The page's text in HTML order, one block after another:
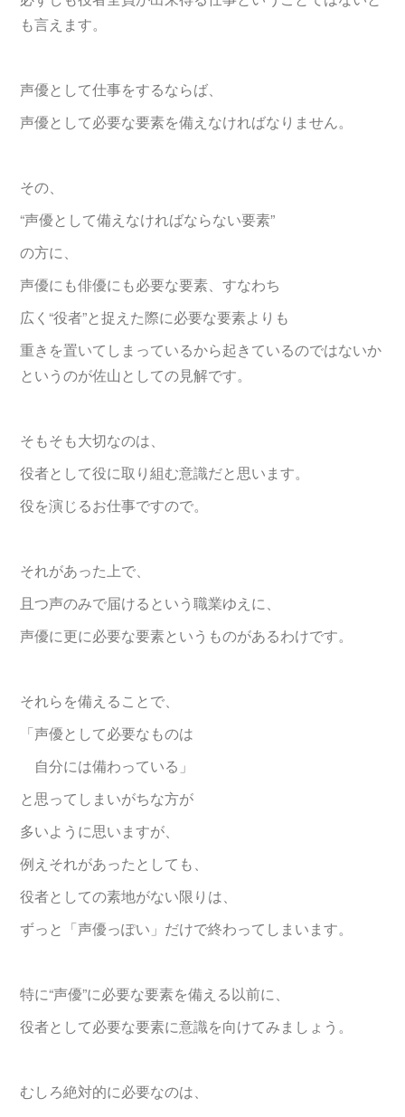
も言えます。
声優として仕事をするならば、
声優として必要な要素を備えなければなりません。
その、
“声優として備えなければならない要素”
の方に、
声優にも俳優にも必要な要素、すなわち
広く“役者”と捉えた際に必要な要素よりも
重きを置いてしまっているから起きているのではないか
というのが佐山としての見解です。
そもそも大切なのは、
役者として役に取り組む意識だと思います。
役を演じるお仕事ですので。
それがあった上で、
且つ声のみで届けるという職業ゆえに、
声優に更に必要な要素というものがあるわけです。
それらを備えることで、
「声優として必要なものは
自分には備わっている」
と思ってしまいがちな方が
多いように思いますが、
例えそれがあったとしても、
役者としての素地がない限りは、
ずっと「声優っぽい」だけで終わってしまいます。
特に“声優”に必要な要素を備える以前に、
役者として必要な要素に意識を向けてみましょう。
むしろ絶対的に必要なのは、